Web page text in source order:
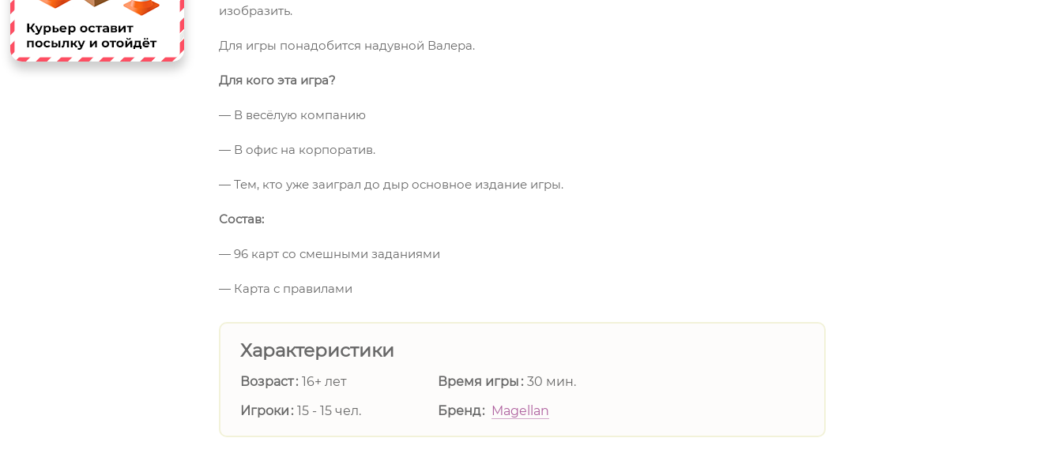
изобразить.
Для игры понадобится надувной Валера.
Для кого эта игра?
— В весёлую компанию
— В офис на корпоратив.
— Тем, кто уже заиграл до дыр основное издание игры.
Состав:
— 96 карт со смешными заданиями
— Карта с правилами
Характеристики
Возраст 16+ лет Время игры
30 мин.
Игроки
15 - 15 чел. Бренд Magellan